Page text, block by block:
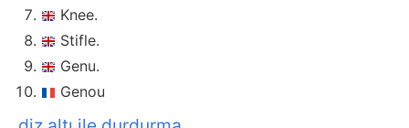
Knee.
Stifle.
Genu.
Genou